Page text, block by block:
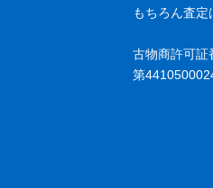
もちろん査定
古物商許可証
第